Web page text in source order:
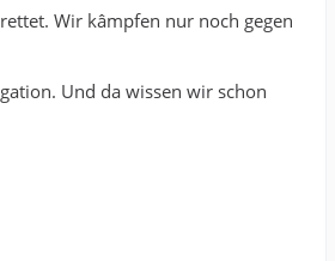
Wir kâmpfen nur noch gegen
Und da wissen wir schon